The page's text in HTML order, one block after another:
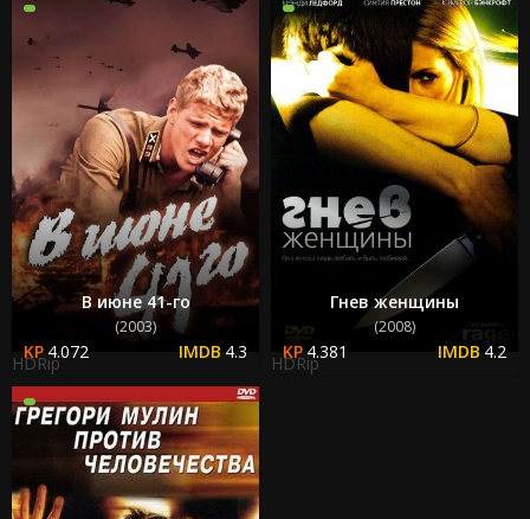
В июне 41-го
(2003)
4.072 4.3
HDRip
Гнев женщины
(2008)
4.381 4.2
HDRip